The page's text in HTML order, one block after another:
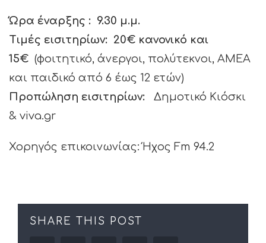
Ώρα έναρξης : 9.30 μ.μ.
Τιμές εισιτηρίων: 20€ κανονικό και
15€ (φοιτητικό, άνεργοι, πολύτεκνοι, ΑΜΕΑ
και παιδικό από 6 έως 12 ετών)
Προπώληση εισιτηρίων:
Δημοτικό Κιόσκι
& viva.gr
Χορηγός επικοινωνίας: Ήχος Fm 94.2
SHARE THIS POST